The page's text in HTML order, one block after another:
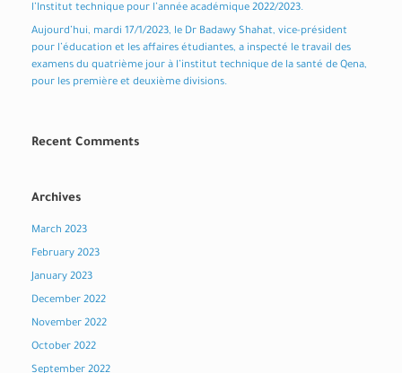
l’Institut technique pour l’année académique 2022/2023.
Aujourd’hui, mardi 17/1/2023, le Dr Badawy Shahat, vice-président
pour l’éducation et les affaires étudiantes, a inspecté le travail des
examens du quatrième jour à l’institut technique de la santé de Qena,
pour les première et deuxième divisions.
Recent Comments
Archives
March 2023
February 2023
January 2023
December 2022
November 2022
October 2022